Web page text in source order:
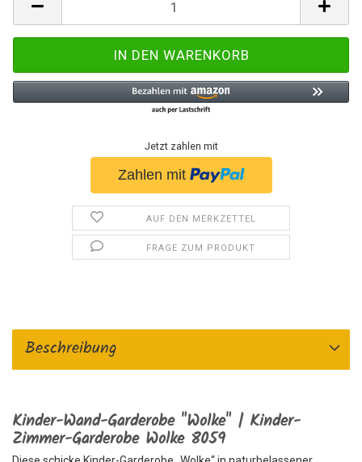
Jetzt zahlen mit
AUF DEN MERKZETTEL
FRAGE ZUM PRODUKT
Beschreibung
Kinder-Wand-Garderobe "Wolke" | Kinder-
Zimmer-Garderobe Wolke 8059